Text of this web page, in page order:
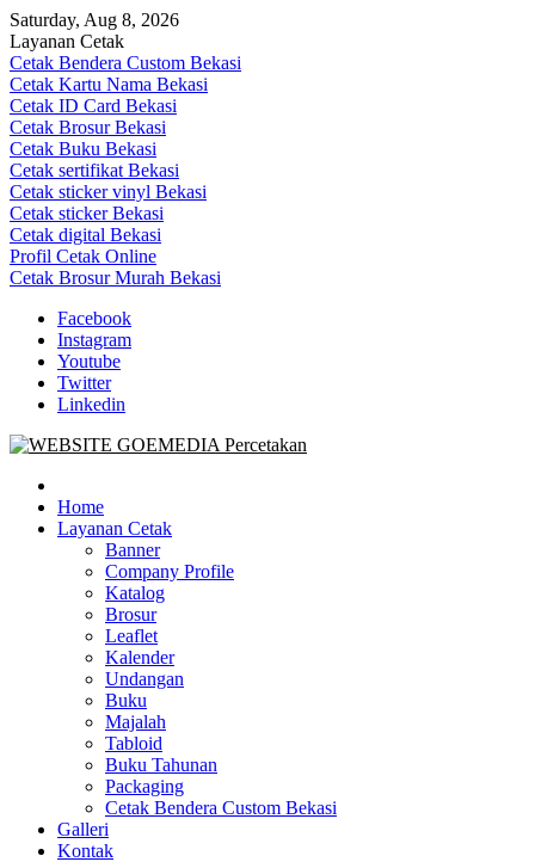
Skip
to
content
Saturday, Aug 8, 2026
Layanan Cetak
Cetak Bendera Custom Bekasi
Cetak Kartu Nama Bekasi
Cetak ID Card Bekasi
Cetak Brosur Bekasi
Cetak Buku Bekasi
Cetak sertifikat Bekasi
Cetak sticker vinyl Bekasi
Cetak sticker Bekasi
Cetak digital Bekasi
Profil Cetak Online
Cetak Brosur Murah Bekasi
Facebook
Instagram
Youtube
Twitter
Linkedin
Goe Media Percetakan | 0822-4439-5599 (Call/WA)
0822-4439-5599 (Call/WA) Percetakan jasa cetak banner buku yasin
invoice kartu nama label map nota spanduk stiker undangan
pernikahan murah online 24 jam
Home
Layanan Cetak
Banner
Company Profile
Katalog
Brosur
Leaflet
Kalender
Undangan
Buku
Majalah
Tabloid
Buku Tahunan
Packaging
Cetak Bendera Custom Bekasi
Galleri
Kontak